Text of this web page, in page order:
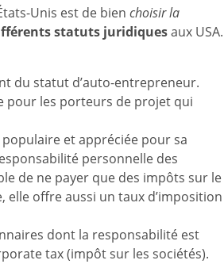
Unis est de bien choisir la
statuts juridiquesaux USA.
du statut d’auto-entrepreneur.
pour les porteurs de projet qui
populaire et appréciée pour sa
personnelle des
de ne payer que des impôts sur le
elle offre aussi un taux d’imposition
dont la responsabilité est
tax (impôt sur les sociétés).